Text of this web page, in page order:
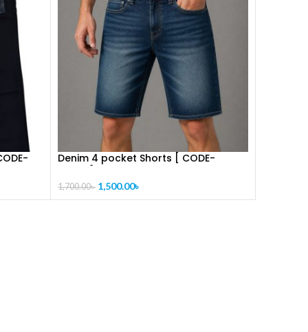
Denim 4 pocket Shorts [ CODE-
1,700.00৳ 1,500.00৳